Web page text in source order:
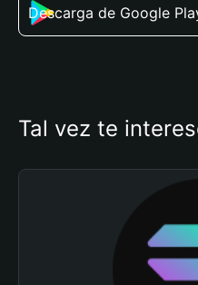
Descarga de Google
Tal vez te